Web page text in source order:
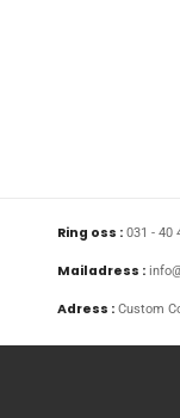
Ring oss : 031 - 40
Mailadress :
Adress : Custom